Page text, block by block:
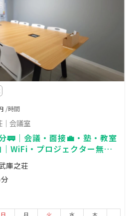
/時間
｜会議室
🚃｜会議・面接💼・塾・教室
WiFi・プロジェクター無料
庫之荘
日
月
火
水
木